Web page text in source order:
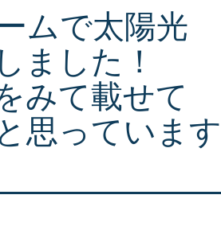
ムで太陽光
ました！
みて載せて
思っていま